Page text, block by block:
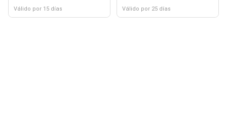
Válido por 15 días Válido por 25 días